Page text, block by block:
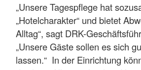
„Unsere Tagespflege hat
„Hotelcharakter“ und bietet
Alltag“, sagt DRK-
„Unsere Gäste sollen es sich
lassen.“ In der Einrichtung